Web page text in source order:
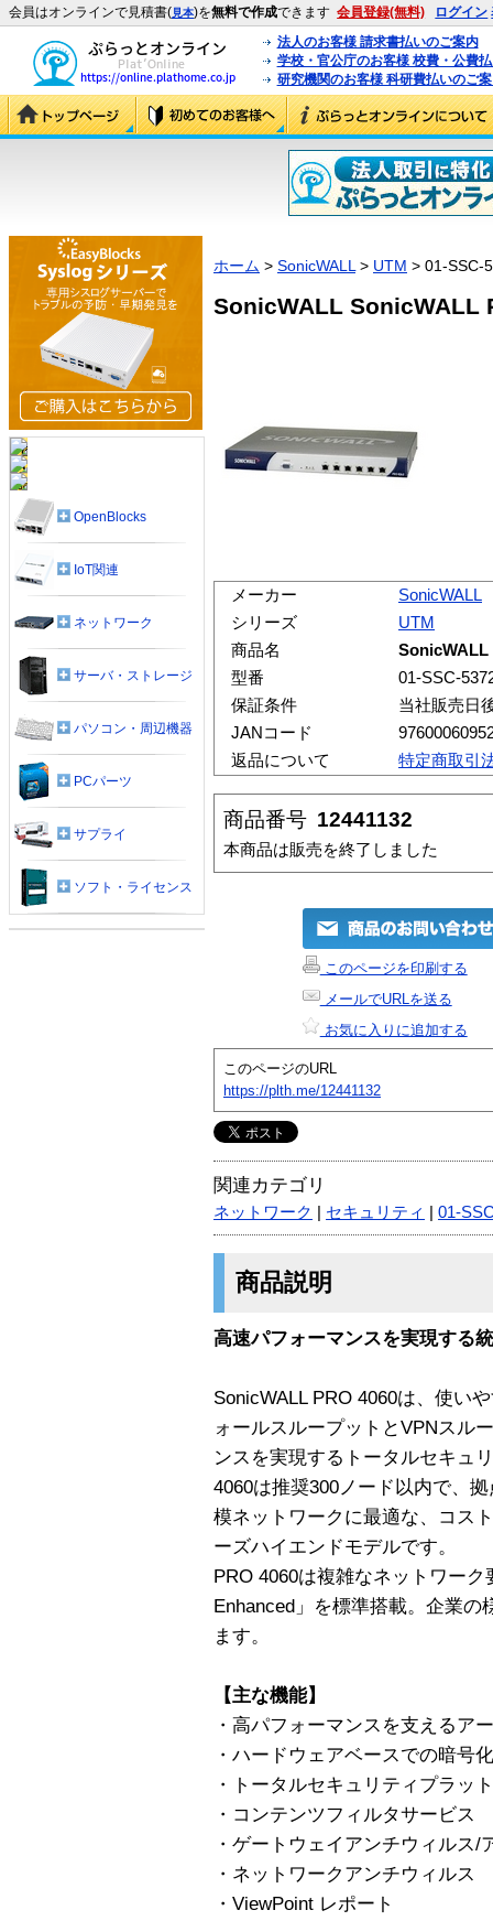
会員はオンラインで見積書(見本)を無料で作成できます 会員登録(無料) ログイン
法人のお客様 請求書払いのご案内
学校・官公庁のお客様 校費・公費
研究機関のお客様 科研費払いのご
ホーム > SonicWALL > UTM > 01-SSC-
SonicWALL SonicWALL
メーカー
SonicWALL
シリーズ
UTM
商品名
SonicWALL
型番
01-SSC-
保証条件
当社販売日
JANコード
返品について
特定商取引
商品番号 12441132
本商品は販売を終了しました
このページを印刷する
メールでURLを送る
お気に入りに追加する
このページのURL
https://plth.me/12441132
関連カテゴリ
ネットワーク セキュリティ 01-
商品説明
高速パフォーマンスを実現する
SonicWALL PRO 4060は、使い
ォールスループットとVPNスル
ンスを実現するトータルセキュ
4060は推奨300ノード以内で、
模ネットワークに最適な、コス
ーズハイエンドモデルです。
PRO 4060は複雑なネットワー
Enhanced」を標準搭載。企業
ます。
【主な機能】
・高パフォーマンスを支えるア
・ハードウェアベースでの暗号化
・トータルセキュリティプラッ
・コンテンツフィルタサー
・ゲートウェイアンチウィルス/
・ネットワークアンチウィルス
・ViewPoint レポート
OpenBlocks
IoT関連
ネットワーク
サーバ・ストレージ
パソコン・周辺機器
PCパーツ
サプライ
ソフト・ライセンス